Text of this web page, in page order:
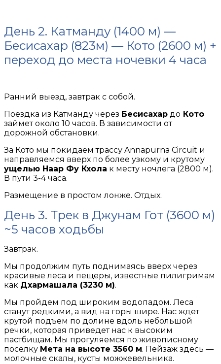
День 2. Катманду (1400 м) —
Бесисахар (823м) — Кото (2600 м) +
переход до места ночевки 4 часа
Ранний выезд, завтрак с собой.
Поездка из Катманду через Бесисахар до Кото
займет около 10 часов. В зависимости от
дорожной обстановки.
За Кото мы покидаем трассу Annapurna Circuit и
направляемся вверх по более узкому и крутому
ущелью Наар Фу Кхола к месту ночлега (2800 м).
В пути 3-4 часа.
Размещение в простом лонже. Отдых.
День 3. Трек в Джунам Гот (3600 м)
~5 часов ходьбы
Завтрак.
Мы продолжим путь поднимаясь вверх через
красивые леса и пещеры, известные пилигримам
как Дхармашала (3230 м).
Мы пройдем под широким водопадом. Леса
станут редкими, а вид на горы шире. Нас ждет
крутой подъем по долине вдоль небольшой
речки, которая приведет нас к высоким
пастбищам. Мы прогуляемся по живописному
поселку Мета на высоте 3560 м. Пейзаж здесь —
молочные скалы, кусты можжевельника.